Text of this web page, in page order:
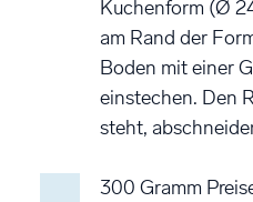
Kuchenform (Ø
am Rand der
Boden mit einer
einstechen. Den
steht,
300 Gramm